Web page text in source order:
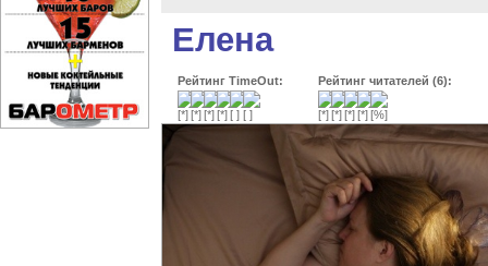
Елена
Рейтинг TimeOut: Рейтинг читателей (6):